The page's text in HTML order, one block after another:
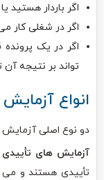
اگر باردار هستید
اگر در شغلی کار
اگر در یک
تواند بر نتیجه آن
انواع
دو نوع اصلی آزمایش
آزمایش های تأییدی
تأییدی هستند و می